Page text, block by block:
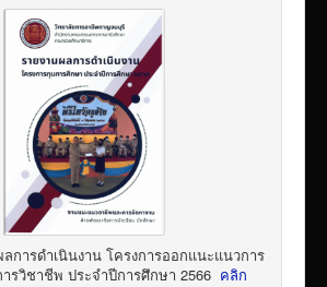
ลการดำเนินงาน โครงการออกแนะแนวการ
รวิชาชีพ ประจำปีการศึกษา 2566 คลิก